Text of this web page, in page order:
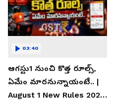
ఆగస్టు1 నుంచి కొత్త రూల్స్,
ఏమేం మారనున్నాయంటే.. |
August 1 New Rules 2026
03:40